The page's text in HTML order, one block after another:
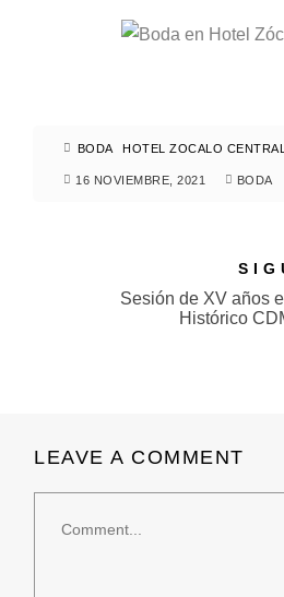
BODA HOTEL ZOCALO CENTRAL
16 NOVIEMBRE, 2021 BODA
Sesión de XV años
Histórico
LEAVE A COMMENT